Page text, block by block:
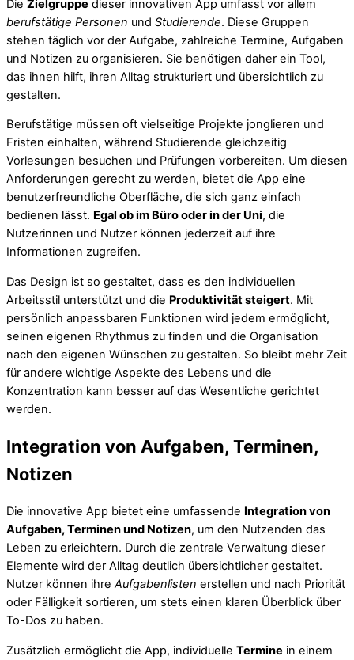
Die Zielgruppe dieser innovativen App umfasst vor allem
berufstätige Personen und Studierende. Diese Gruppen
stehen täglich vor der Aufgabe, zahlreiche Termine, Aufgaben
und Notizen zu organisieren. Sie benötigen daher ein Tool,
das ihnen hilft, ihren Alltag strukturiert und übersichtlich zu
gestalten.
Berufstätige müssen oft vielseitige Projekte jonglieren und
Fristen einhalten, während Studierende gleichzeitig
Vorlesungen besuchen und Prüfungen vorbereiten. Um diesen
Anforderungen gerecht zu werden, bietet die App eine
benutzerfreundliche Oberfläche, die sich ganz einfach
bedienen lässt. Egal ob im Büro oder in der Uni, die
Nutzerinnen und Nutzer können jederzeit auf ihre
Informationen zugreifen.
Das Design ist so gestaltet, dass es den individuellen
Arbeitsstil unterstützt und die Produktivität steigert. Mit
persönlich anpassbaren Funktionen wird jedem ermöglicht,
seinen eigenen Rhythmus zu finden und die Organisation
nach den eigenen Wünschen zu gestalten. So bleibt mehr Zeit
für andere wichtige Aspekte des Lebens und die
Konzentration kann besser auf das Wesentliche gerichtet
werden.
Integration von Aufgaben, Terminen,
Notizen
Die innovative App bietet eine umfassende Integration von
Aufgaben, Terminen und Notizen, um den Nutzenden das
Leben zu erleichtern. Durch die zentrale Verwaltung dieser
Elemente wird der Alltag deutlich übersichtlicher gestaltet.
Nutzer können ihre Aufgabenlisten erstellen und nach Priorität
oder Fälligkeit sortieren, um stets einen klaren Überblick über
To-Dos zu haben.
Zusätzlich ermöglicht die App, individuelle Termine in einem